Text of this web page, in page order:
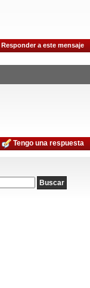
Responder a este mensaje
Tengo una respuesta